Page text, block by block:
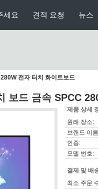
세요 견적 요청 뉴스
전자 터치 화이트보드
보드 금속 SPCC
제품 상세
원래 장소:
브랜드 이
인증:
모델 번호:
결제 및 배
최소 주문